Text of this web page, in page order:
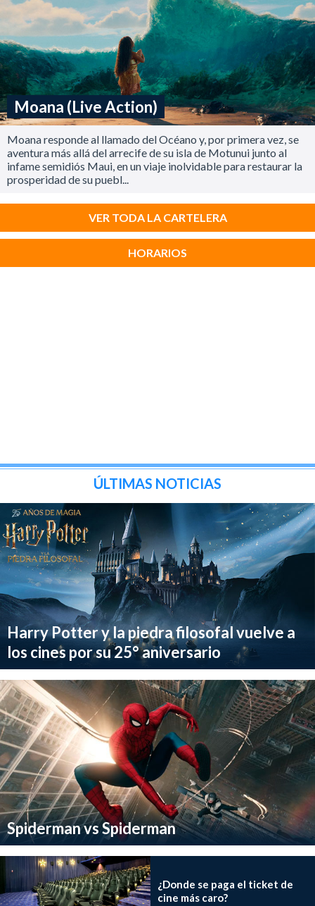
Moana (Live Action)
Moana responde al llamado del Océano y, por primera vez, se
aventura más allá del arrecife de su isla de Motunui junto al
infame semidiós Maui, en un viaje inolvidable para restaurar la
prosperidad de su puebl...
VER TODA LA CARTELERA
HORARIOS
ÚLTIMAS NOTICIAS
Harry Potter y la piedra filosofal vuelve a
los cines por su 25° aniversario
Spiderman vs Spiderman
¿Donde se paga el ticket de
cine más caro?